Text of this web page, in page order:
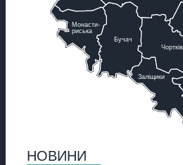
Бучач
Заліщики
Чортків
Монасти-
риська
НОВИНИ